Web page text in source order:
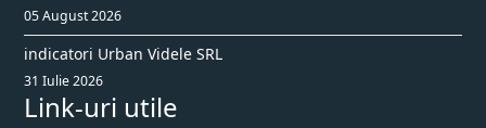
05 August 2026
indicatori Urban Videle SRL
31 Iulie 2026
Link-uri utile